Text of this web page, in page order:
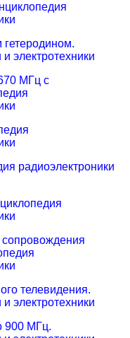
электротехники
МГц с
радиоэлектроники
сопровождения
телевидения.
электротехники
900 МГц.